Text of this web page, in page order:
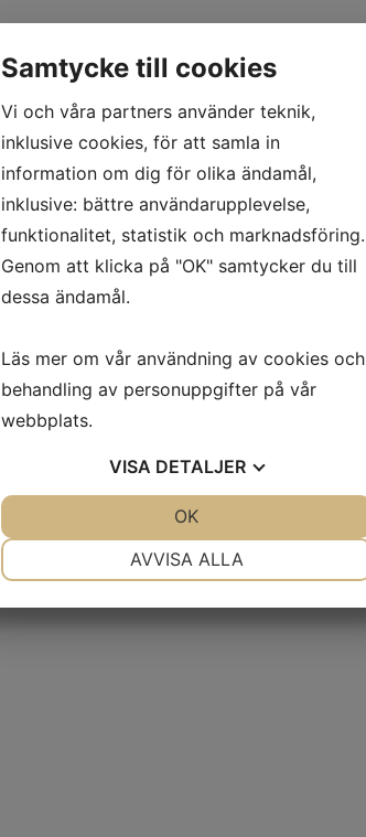
Samtycke till cookies
Vi och våra partners använder teknik,
inklusive cookies, för att samla in
information om dig för olika ändamål,
inklusive: bättre användarupplevelse,
funktionalitet, statistik och marknadsföring.
Genom att klicka på "OK" samtycker du till
dessa ändamål.
Läs mer om vår användning av cookies och
behandling av personuppgifter på vår
webbplats.
VISA DETALJER
AVVISA ALLA
OK